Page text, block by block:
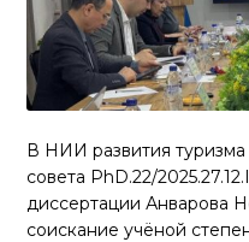
В НИИ развития туризма
совета PhD.22/
диссертации Анварова
соискание учёной